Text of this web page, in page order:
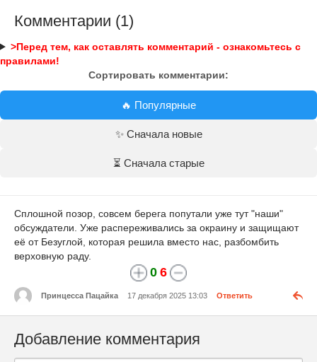
Комментарии (1)
>Перед тем, как оставлять комментарий - ознакомьтесь с
правилами!
Сортировать комментарии:
🔥 Популярные
✨ Сначала новые
⏳ Сначала старые
Сплошной позор, совсем берега попутали уже тут "наши"
обсуждатели. Уже распереживались за окраину и защищают
её от Безуглой, которая решила вместо нас, разбомбить
верховную раду.
0 6
Принцесса Пацайка 17 декабря 2025 13:03 Ответить
Добавление комментария